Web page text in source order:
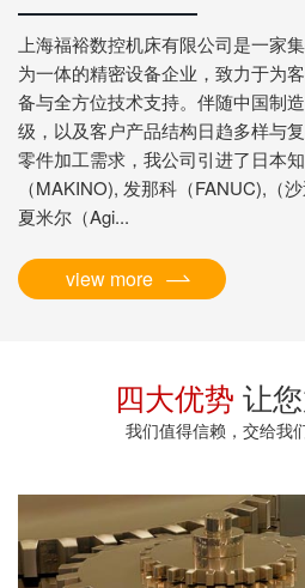
上海福裕数控机床有限公司是一家
为一体的精密设备企业，致力于为
备与全方位技术支持。伴随中国制
级，以及客户产品结构日趋多样与
零件加工需求，我公司引进了日本
（MAKINO), 发那科（FANUC),（
夏米尔（Agi...
view more
四大优势 让
我们值得信赖，交给我